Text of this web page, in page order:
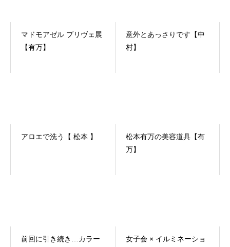
マドモアゼル プリヴェ展
【有万】
意外とあっさりです【中
村】
アロエで洗う【 松本 】
松本有万の美容道具【有
万】
前回に引き続き…カラー
女子会 × イルミネーショ